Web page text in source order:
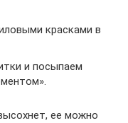
красками в
и посыпаем
ее можно